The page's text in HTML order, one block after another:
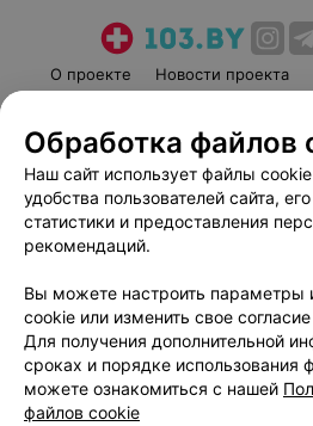
О проекте Новости проекта
Пользовательское соглашение
Вакансии
Написать
Обработка
Обработка файлов
Наш сайт использует файлы
удобства пользователей сайта,
статистики и предоставления
рекомендаций.
Вы можете настроить параметры
cookie или изменить свое
Для получения дополнительной
сроках и порядке использования
можете ознакомиться с нашей
файлов cookie